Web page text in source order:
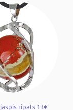
ripats 13€